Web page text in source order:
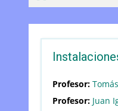
Profesor:
Profesor: Juan